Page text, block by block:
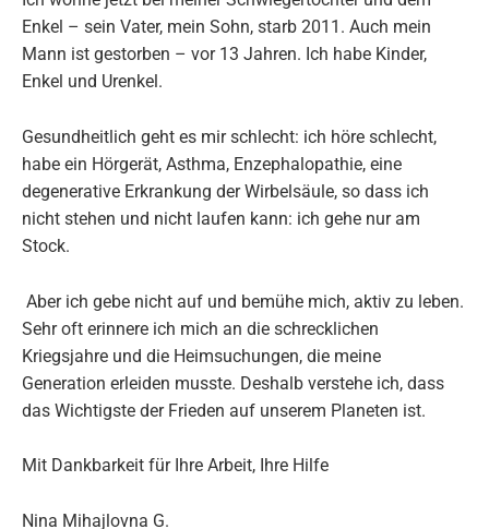
Enkel – sein Vater, mein Sohn, starb 2011. Auch mein
Mann ist gestorben – vor 13 Jahren. Ich habe Kinder,
Enkel und Urenkel.
Gesundheitlich geht es mir schlecht: ich höre schlecht,
habe ein Hörgerät, Asthma, Enzephalopathie, eine
degenerative Erkrankung der Wirbelsäule, so dass ich
nicht stehen und nicht laufen kann: ich gehe nur am
Stock.
Aber ich gebe nicht auf und bemühe mich, aktiv zu leben.
Sehr oft erinnere ich mich an die schrecklichen
Kriegsjahre und die Heimsuchungen, die meine
Generation erleiden musste. Deshalb verstehe ich, dass
das Wichtigste der Frieden auf unserem Planeten ist.
Mit Dankbarkeit für Ihre Arbeit, Ihre Hilfe
Nina Mihajlovna G.